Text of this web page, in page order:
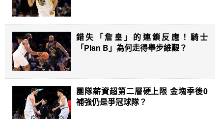
錯失「詹皇」的連鎖反應！騎士
「Plan B」為何走得舉步維艱？
團隊薪資超第二層硬上限 金塊季後0
補強仍是爭冠球隊？